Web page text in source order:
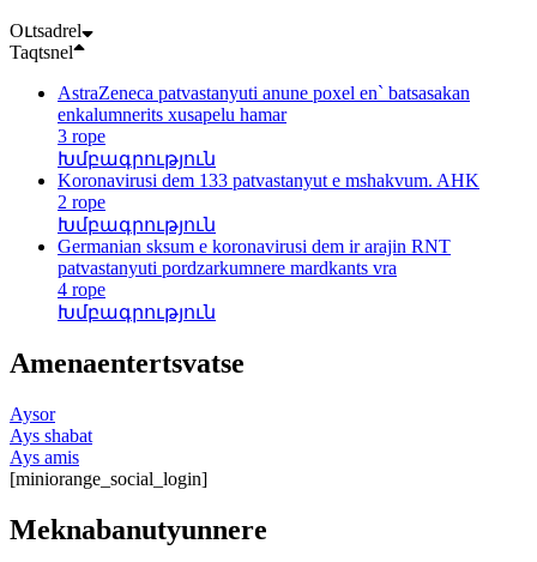
Oւtsadrel
Taqtsnel
AstraZeneca patvastanyuti anune poxel en` batsasakan
enkalumnerits xusapelu hamar
3 rope
Խմբագրություն
Koronavirusi dem 133 patvastanyut e mshakvum. AHK
2 rope
Խմբագրություն
Germanian sksum e koronavirusi dem ir arajin RNT
patvastanyuti pordzarkumnere mardkants vra
4 rope
Խմբագրություն
Amenaentertsvatse
Aysor
Ays shabat
Ays amis
[miniorange_social_login]
Meknabanutyunnere